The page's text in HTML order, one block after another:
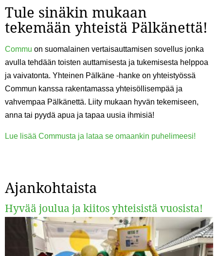
Tule sinäkin mukaan
tekemään yhteistä Pälkänettä!
Commu on suomalainen vertaisauttamisen sovellus jonka
avulla tehdään toisten auttamisesta ja tukemisesta helppoa
ja vaivatonta. Yhteinen Pälkäne -hanke on yhteistyössä
Commun kanssa rakentamassa yhteisöllisempää ja
vahvempaa Pälkänettä. Liity mukaan hyvän tekemiseen,
anna tai pyydä apua ja tapaa uusia ihmisiä!
Lue lisää Commusta ja lataa se omaankin puhelimeesi!
Ajankohtaista
Hyvää joulua ja kiitos yhteisistä vuosista!